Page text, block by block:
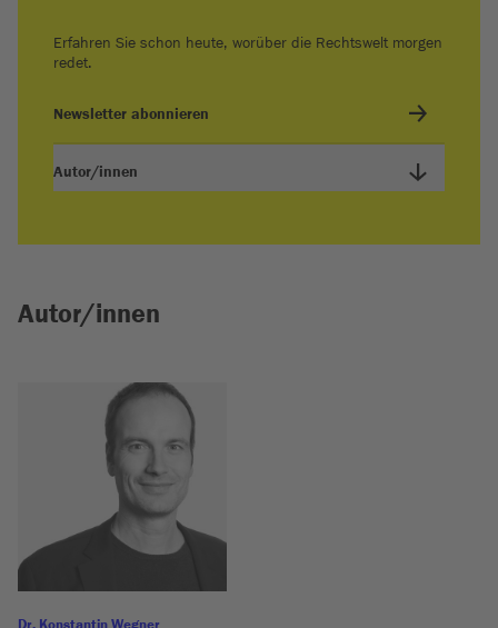
Erfahren Sie schon heute, worüber die Rechtswelt morgen
redet.
Newsletter abonnieren
Autor/innen
Autor/innen
Dr. Konstantin Wegner